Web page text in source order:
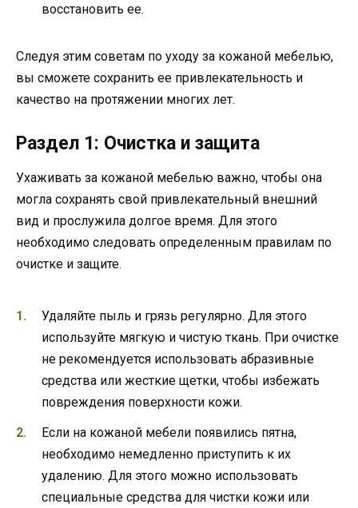
восстановить ее.
Следуя этим советам по уходу за кожаной мебелью,
вы сможете сохранить ее привлекательность и
качество на протяжении многих лет.
Раздел 1: Очистка и защита
Ухаживать за кожаной мебелью важно, чтобы она
могла сохранять свой привлекательный внешний
вид и прослужила долгое время. Для этого
необходимо следовать определенным правилам по
очистке и защите.
Удаляйте пыль и грязь регулярно. Для этого
используйте мягкую и чистую ткань. При очистке
не рекомендуется использовать абразивные
средства или жесткие щетки, чтобы избежать
повреждения поверхности кожи.
Если на кожаной мебели появились пятна,
необходимо немедленно приступить к их
удалению. Для этого можно использовать
специальные средства для чистки кожи или